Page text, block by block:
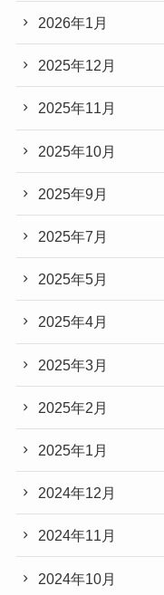
Archives
2026年7月
2026年6月
2026年5月
2026年4月
2026年3月
2026年2月
2026年1月
2025年12月
2025年11月
2025年10月
2025年9月
2025年7月